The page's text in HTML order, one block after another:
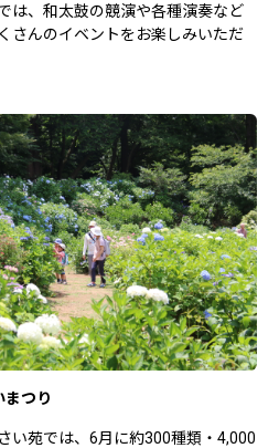
は、和太鼓の競演や各種演奏など
さんのイベントをお楽しみいただ
まつり
い苑では、6月に約300種類・4,000